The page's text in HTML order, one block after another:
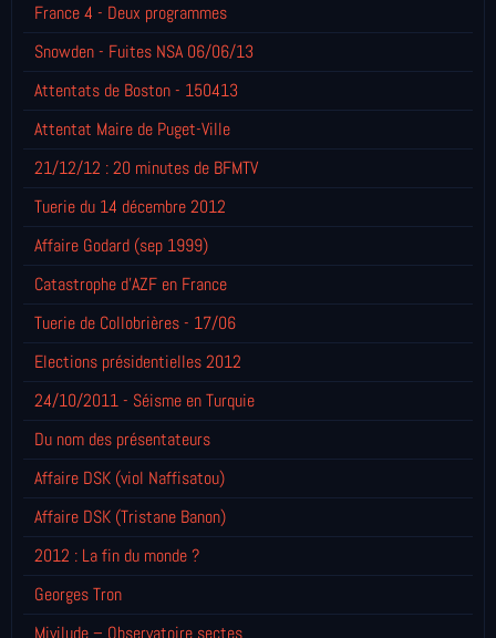
France 4 - Deux programmes
Snowden - Fuites NSA 06/06/13
Attentats de Boston - 150413
Attentat Maire de Puget-Ville
21/12/12 : 20 minutes de BFMTV
Tuerie du 14 décembre 2012
Affaire Godard (sep 1999)
Catastrophe d'AZF en France
Tuerie de Collobrières - 17/06
Elections présidentielles 2012
24/10/2011 - Séisme en Turquie
Du nom des présentateurs
Affaire DSK (viol Naffisatou)
Affaire DSK (Tristane Banon)
2012 : La fin du monde ?
Georges Tron
Mivilude – Observatoire sectes